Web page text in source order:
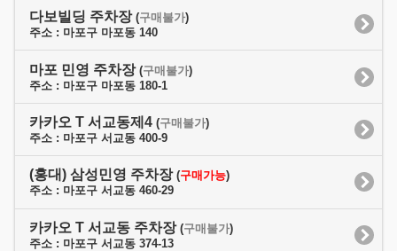
다보빌딩 주차장 (구매불가)
주소 : 마포구 마포동 140
마포 민영 주차장 (구매불가)
주소 : 마포구 마포동 180-1
카카오 T 서교동제4 (구매불가)
주소 : 마포구 서교동 400-9
(홍대) 삼성민영 주차장 (구매가능)
주소 : 마포구 서교동 460-29
카카오 T 서교동 주차장 (구매불가)
주소 : 마포구 서교동 374-13